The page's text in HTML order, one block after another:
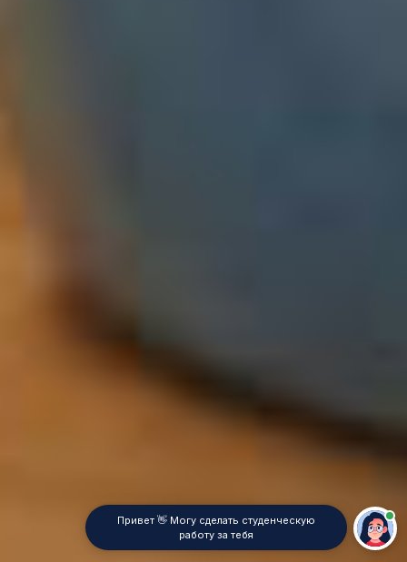
Привет 👋 Могу сделать студенческую
работу за тебя